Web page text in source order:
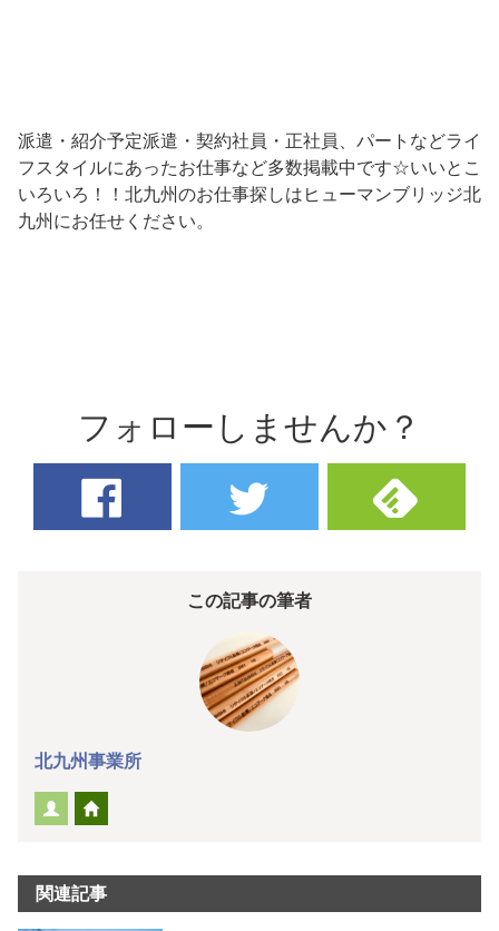
派遣・紹介予定派遣・契約社員・正社員、パートなどライ
フスタイルにあったお仕事など多数掲載中です☆いいとこ
いろいろ！！北九州のお仕事探しはヒューマンブリッジ北
九州にお任せください。
フォローしませんか？
この記事の筆者
北九州事業所
関連記事